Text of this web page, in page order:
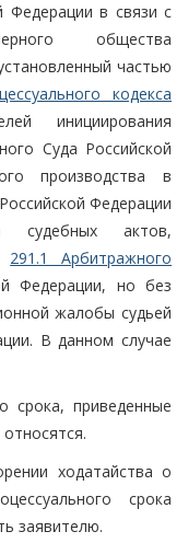
Федерации в связи с
общества
частью
кодекса
инициирования
Суда Российской
производства в
Федерации
судебных актов,
291.1 Арбитражного
Федерации, но без
жалобы судьей
В данном случае
срока, приведенные
ходатайства о
срока
заявителю.